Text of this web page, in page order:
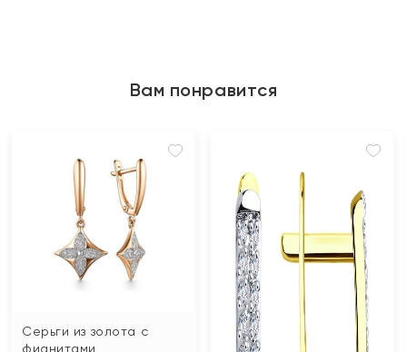
Вам понравится
Серьги из золота с
фианитами